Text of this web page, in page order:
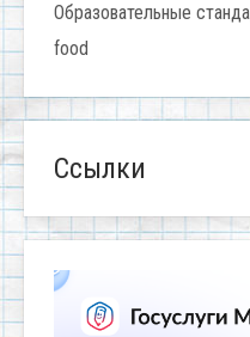
Образовательные
food
Ссылки